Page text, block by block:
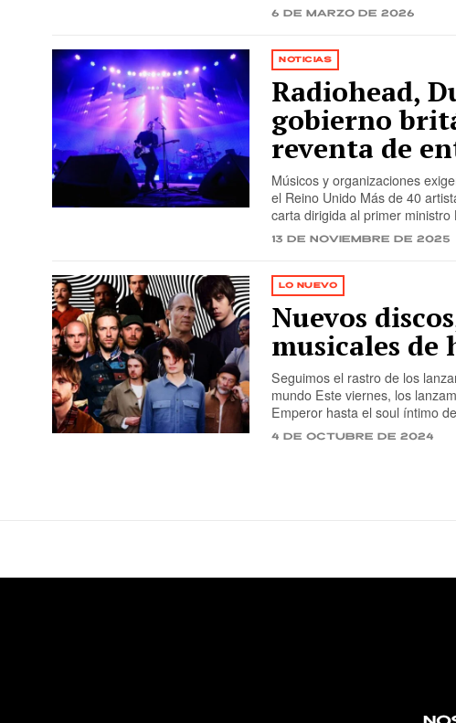
6 de marzo de 2026
NOTICIAS
Radiohead,
gobierno
reventa de
Músicos y organizaciones
el Reino Unido Más de 40
carta dirigida al primer
13 de noviembre de 2025
LO NUEVO
Nuevos
musicales de
Seguimos el rastro de los
mundo Este viernes, los
Emperor hasta el soul íntimo
4 de octubre de 2024